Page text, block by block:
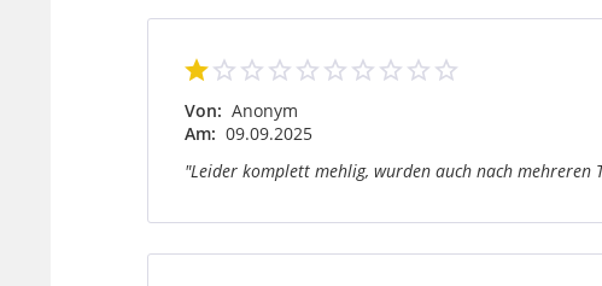
Von: Anonym
Am: 09.09.2025
"Leider komplett mehlig, wurden auch nach mehreren